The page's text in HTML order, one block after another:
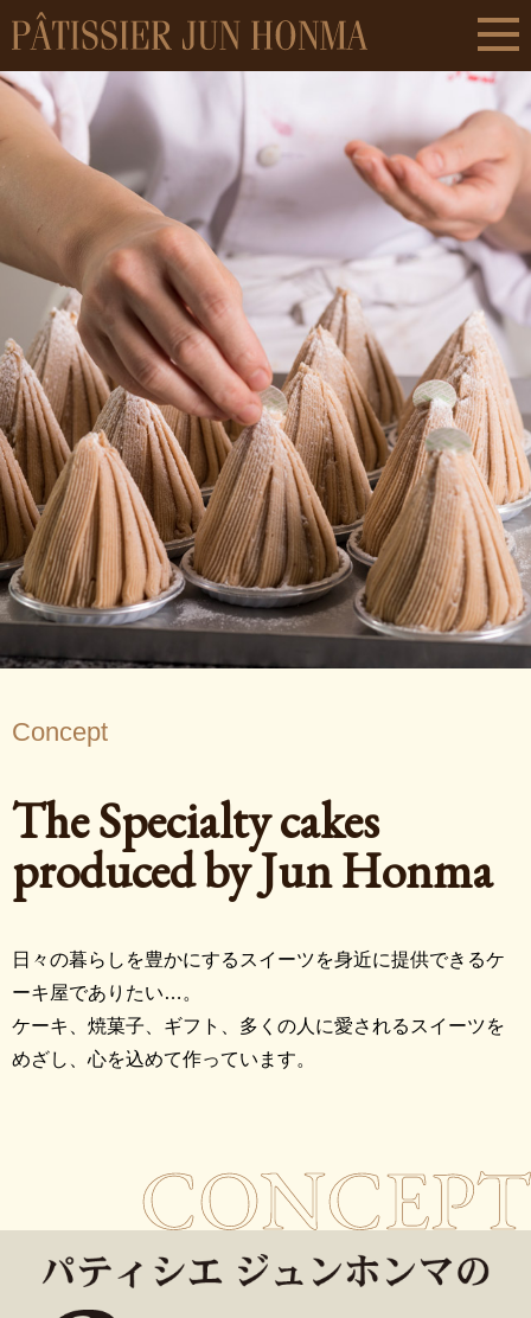
Concept
The Specialty cakes
produced by Jun Honma
日々の暮らしを豊かにするスイーツを身近に提供できるケ
ーキ屋でありたい…。
ケーキ、焼菓子、ギフト、多くの人に愛されるスイーツを
めざし、心を込めて作っています。